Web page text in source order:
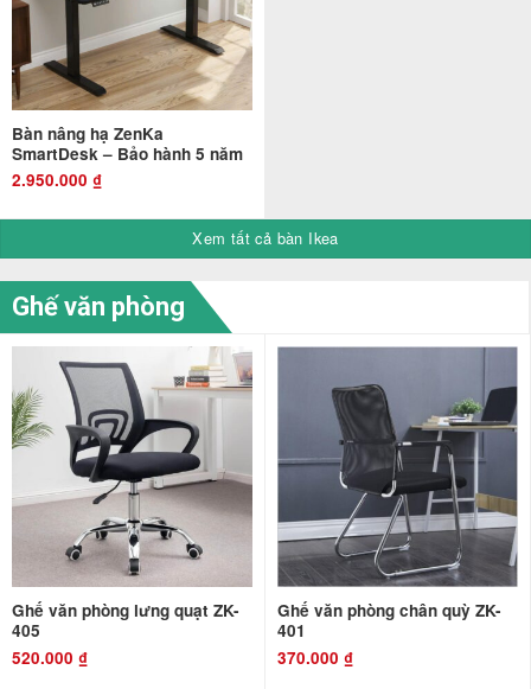
Bàn nâng hạ ZenKa
SmartDesk – Bảo hành 5 năm
2.950.000 ₫
Xem tất cả bàn Ikea
Ghế văn phòng
Ghế văn phòng lưng quạt ZK-
405
520.000 ₫
Ghế văn phòng chân quỳ ZK-
401
370.000 ₫